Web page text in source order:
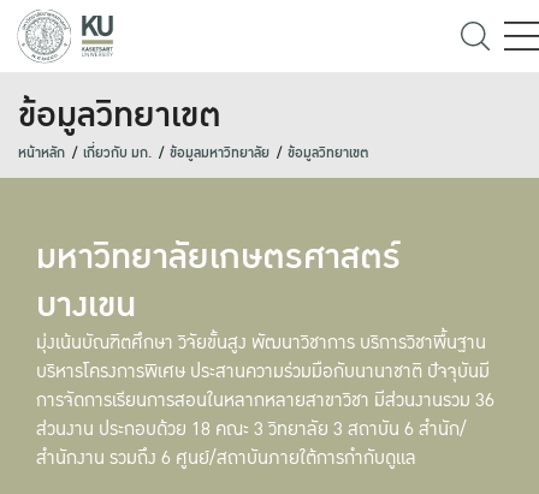
ข้อมูลวิทยาเขต
หน้าหลัก เกี่ยวกับ มก. ข้อมูลมหาวิทยาลัย ข้อมูลวิทยาเขต
มหาวิทยาลัยเกษตรศาสตร์
บางเขน
มุ่งเน้นบัณฑิตศึกษา วิจัยขั้นสูง พัฒนาวิชาการ บริการวิชาพื้นฐาน
บริหารโครงการพิเศษ ประสานความร่วมมือกับนานาชาติ ปัจจุบันมี
การจัดการเรียนการสอนในหลากหลายสาขาวิชา มีส่วนงานรวม 36
ส่วนงาน ประกอบด้วย 18 คณะ 3 วิทยาลัย 3 สถาบัน 6 สำนัก/
สำนักงาน รวมถึง 6 ศูนย์/สถาบันภายใต้การกำกับดูแล